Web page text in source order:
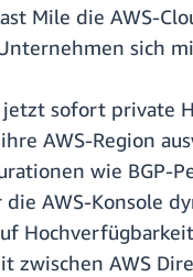
Mile die AWS-
sich
sofort private
AWS-Region
wie BGP-
AWS-Konsole
zwischen AWS